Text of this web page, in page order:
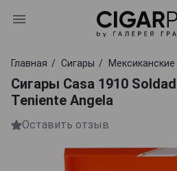
Главная Сигары Мексиканские
Сигары Casa 1910
Teniente Angela
Оставить отзыв